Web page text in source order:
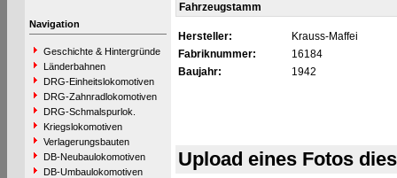
Navigation
Geschichte & Hintergründe
Länderbahnen
DRG-Einheitslokomotiven
DRG-Zahnradlokomotiven
DRG-Schmalspurlok.
Kriegslokomotiven
Verlagerungsbauten
DB-Neubaulokomotiven
DB-Umbaulokomotiven
Fahrzeugstamm
Hersteller:
Krauss-Maffei
Fabriknummer:
16184
Baujahr:
1942
Upload eines Fotos